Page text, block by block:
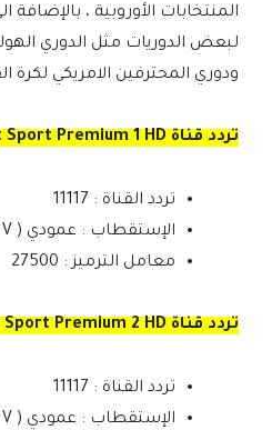
المنتخابات الأوروبية ،
لبعض الدوريات مثل الدوري
ودوري المحترفين الامريكي لكرة
تردد قناة Polsat Sport Premium 1 HD على الاوروبي
تردد القناة : 11117
الإستقطاب : عمودي ( V )
معامل الترميز : 27500
تردد قناة Polsat Sport Premium 2 HD على الاوروبي
تردد القناة : 11117
الإستقطاب : عمودي ( V )